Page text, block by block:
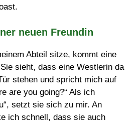
neuen Freundin
Abteil sitze, kommt eine
sieht, dass eine Westlerin da
stehen und spricht mich auf
are you going?“ Als ich
setzt sie sich zu mir. An
ich schnell, dass sie auch